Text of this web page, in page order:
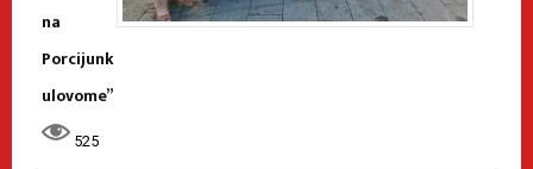
na
Porcijunk
ulovome”
525